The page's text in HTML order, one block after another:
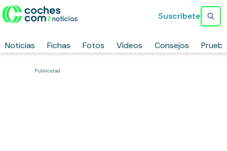
Noticias Fichas Fotos Vídeos Consejos
Suscríbete
Publicidad